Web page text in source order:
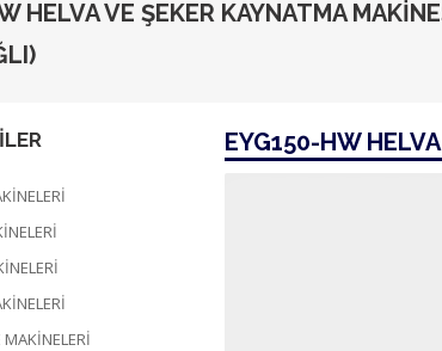
HELVA VE ŞEKER KAYNATMA
EYG150-HW